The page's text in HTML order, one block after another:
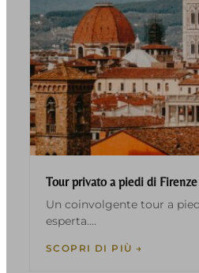
Tour privato a piedi di Firenze
Un coinvolgente tour a
esperta.…
SCOPRI DI PIÙ →